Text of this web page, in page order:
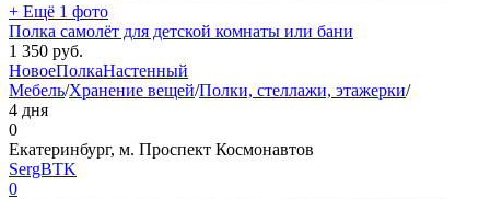
+ Ещё 1 фото
Полка самолёт для детской комнаты или бани
1 350 руб.
НовоеПолкаНастенный
Мебель/Хранение вещей/Полки, стеллажи, этажерки/
4 дня
0
Екатеринбург, м. Проспект Космонавтов
SergBTK
0